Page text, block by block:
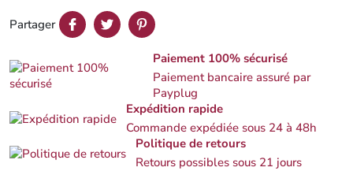
Partager
Paiement 100% sécurisé
Paiement bancaire assuré par
Payplug
Expédition rapide
Commande expédiée sous 24 à 48h
Politique de retours
Retours possibles sous 21 jours